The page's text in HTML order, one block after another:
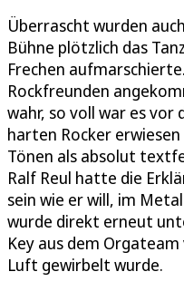
Überrascht wurden
Bühne plötzlich das
Frechen
Rockfreunden
wahr, so voll war es vor
harten Rocker erwiesen
Tönen als absolut
Ralf Reul hatte die
sein wie er will, im
wurde direkt erneut
Key aus dem
Luft gewirbelt wurde.